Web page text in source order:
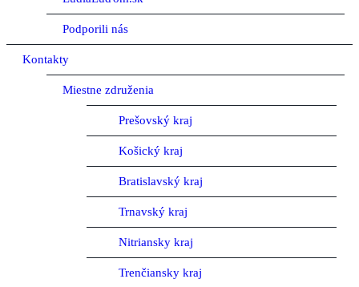
Podporili nás
Kontakty
Miestne združenia
Prešovský kraj
Košický kraj
Bratislavský kraj
Trnavský kraj
Nitriansky kraj
Trenčiansky kraj